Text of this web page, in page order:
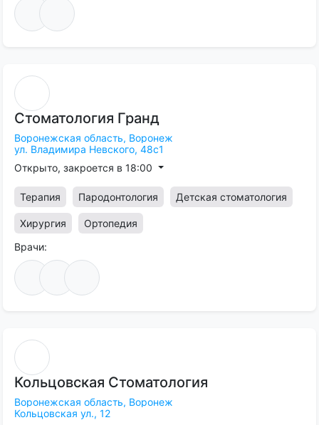
Стоматология Гранд
Воронежская область, Воронеж
ул. Владимира Невского, 48с1
Открыто, закроется в 18:00
Терапия Пародонтология Детская стоматология
Хирургия
Ортопедия
Врачи:
Кольцовская Стоматология
Воронежская область, Воронеж
Кольцовская ул., 12